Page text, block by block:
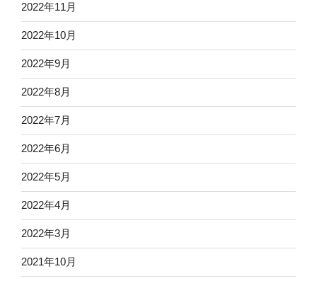
2022年11月
2022年10月
2022年9月
2022年8月
2022年7月
2022年6月
2022年5月
2022年4月
2022年3月
2021年10月